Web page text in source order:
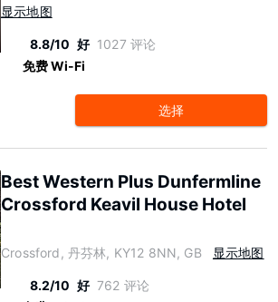
显示地图
8.8/10 好 1027 评论
免费 Wi-Fi
选择
Best Western Plus Dunfermline
Crossford Keavil House Hotel
Crossford, 丹芬林, KY12 8NN, GB 显示地图
8.2/10 好 762 评论